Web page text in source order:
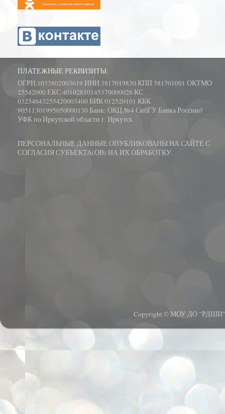
ПЛАТЕЖНЫЕ РЕКВИЗИТЫ:
ОГРН 1033802003619 ИНН 3817019830 КПП 381701001 ОКТМО
25542000 ЕКС 40102810145370000026 КС
03234643255420003400 БИК 012520101 КБК
90511301995050000130 Банк: ОКЦ №4 СибГУ Банка России//
УФК по Иркутской области г. Иркутск
ПЕРСОНАЛЬНЫЕ ДАННЫЕ ОПУБЛИКОВАНЫ НА САЙТЕ С
СОГЛАСИЯ СУБЪЕКТА(ОВ) НА ИХ ОБРАБОТКУ.
Copyright © МОУ ДО "РДШИ".